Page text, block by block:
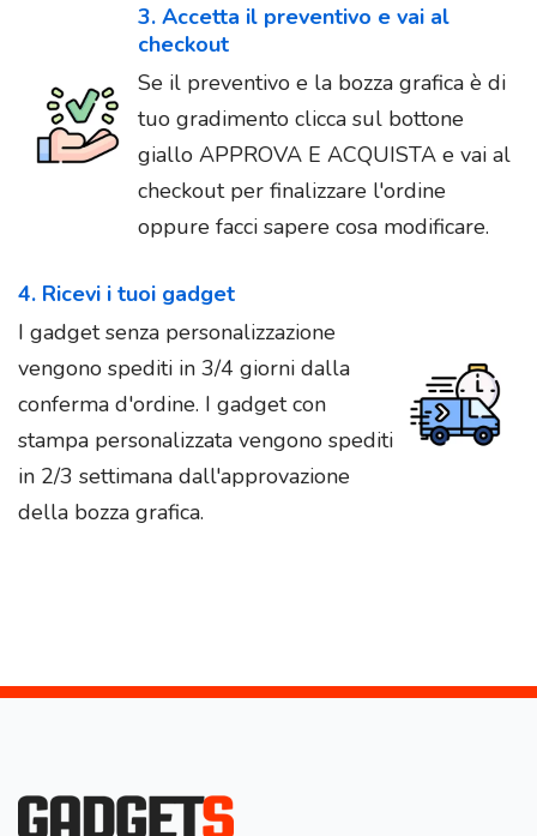
3. Accetta il preventivo e vai al
checkout
Se il preventivo e la bozza grafica è di
tuo gradimento clicca sul bottone
giallo APPROVA E ACQUISTA e vai al
checkout per finalizzare l'ordine
oppure facci sapere cosa modificare.
4. Ricevi i tuoi gadget
I gadget senza personalizzazione
vengono spediti in 3/4 giorni dalla
conferma d'ordine. I gadget con
stampa personalizzata vengono spediti
in 2/3 settimana dall'approvazione
della bozza grafica.